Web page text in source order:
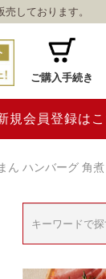
しております。
ご購入手続き
規会員登録はこ
ん ハンバーグ 角